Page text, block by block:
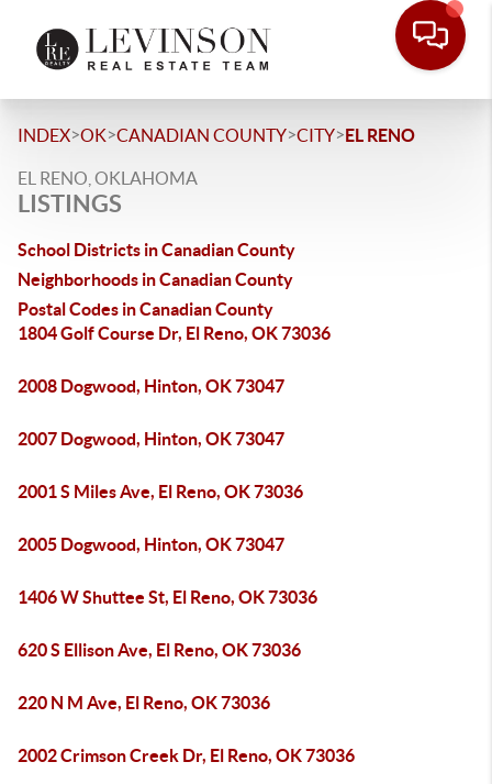
INDEX>OK>CANADIAN COUNTY>CITY>EL RENO
EL RENO, OKLAHOMA
LISTINGS
School Districts in Canadian County
Neighborhoods in Canadian County
Postal Codes in Canadian County
1804 Golf Course Dr, El Reno, OK 73036
2008 Dogwood, Hinton, OK 73047
2007 Dogwood, Hinton, OK 73047
2001 S Miles Ave, El Reno, OK 73036
2005 Dogwood, Hinton, OK 73047
1406 W Shuttee St, El Reno, OK 73036
620 S Ellison Ave, El Reno, OK 73036
220 N M Ave, El Reno, OK 73036
2002 Crimson Creek Dr, El Reno, OK 73036